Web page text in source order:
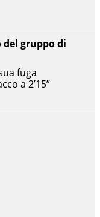
gruppo di
fuga
a 2’15”